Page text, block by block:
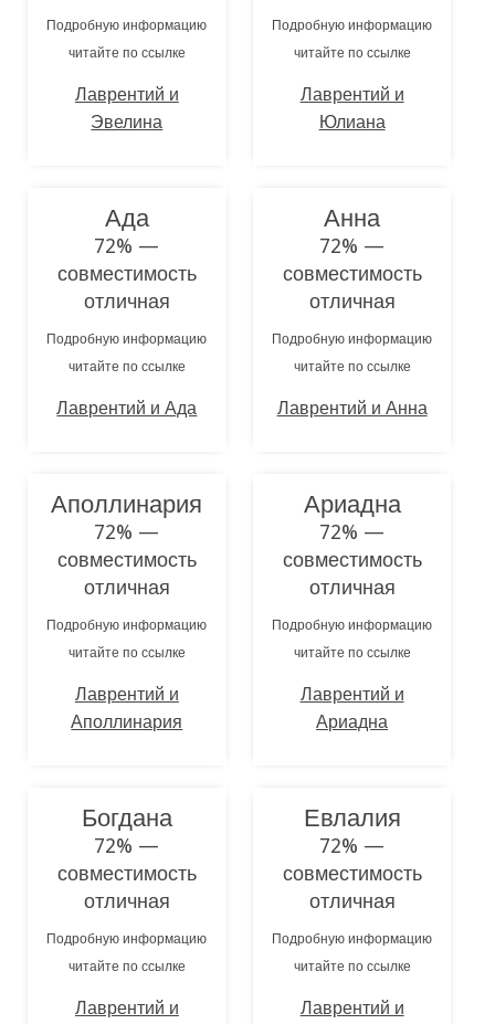
Подробную информацию
читайте по ссылке
Лаврентий и
Эвелина
Подробную информацию
читайте по ссылке
Лаврентий и
Юлиана
Ада
72% —
совместимость
отличная
Подробную информацию
читайте по ссылке
Лаврентий и Ада
Анна
72% —
совместимость
отличная
Подробную информацию
читайте по ссылке
Лаврентий и Анна
Аполлинария
72% —
совместимость
отличная
Подробную информацию
читайте по ссылке
Лаврентий и
Аполлинария
Ариадна
72% —
совместимость
отличная
Подробную информацию
читайте по ссылке
Лаврентий и
Ариадна
Богдана
72% —
совместимость
отличная
Подробную информацию
читайте по ссылке
Лаврентий и
Евлалия
72% —
совместимость
отличная
Подробную информацию
читайте по ссылке
Лаврентий и